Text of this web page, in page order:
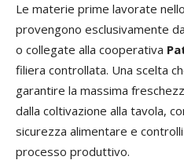
Le materie prime lavorate
provengono esclusivamente
o collegate alla cooperativa
filiera controllata. Una scelta
garantire la massima
dalla coltivazione alla tavola,
sicurezza alimentare e
processo produttivo.